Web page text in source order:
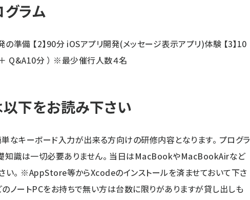
ラム
の準備 【2】90分 iOSアプリ開発(メッセージ表示アプリ)体験 【3】10
Q&A10分 ） ※最少催行人数４名
下をお読み下さい
なキーボード入力が出来る方向けの研修内容となります。 プログラ
知識は一切必要ありません。 当日はMacBookやMacBookAirなど
い。 ※AppStore等からXcodeのインストールを済ませておいて下さ
ートPCをお持ちで無い方は台数に限りがありますが貸し出しも